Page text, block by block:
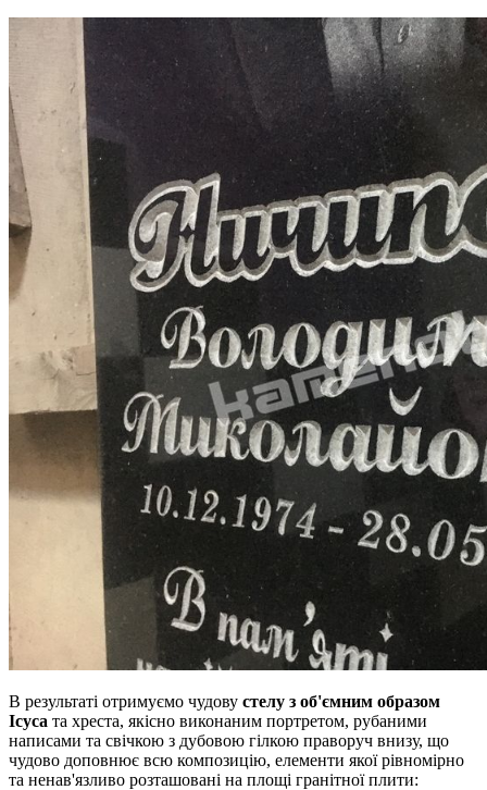
В результаті отримуємо чудову стелу з об'ємним образом
Ісуса та хреста, якісно виконаним портретом, рубаними
написами та свічкою з дубовою гілкою праворуч внизу, що
чудово доповнює всю композицію, елементи якої рівномірно
та ненав'язливо розташовані на площі гранітної плити: